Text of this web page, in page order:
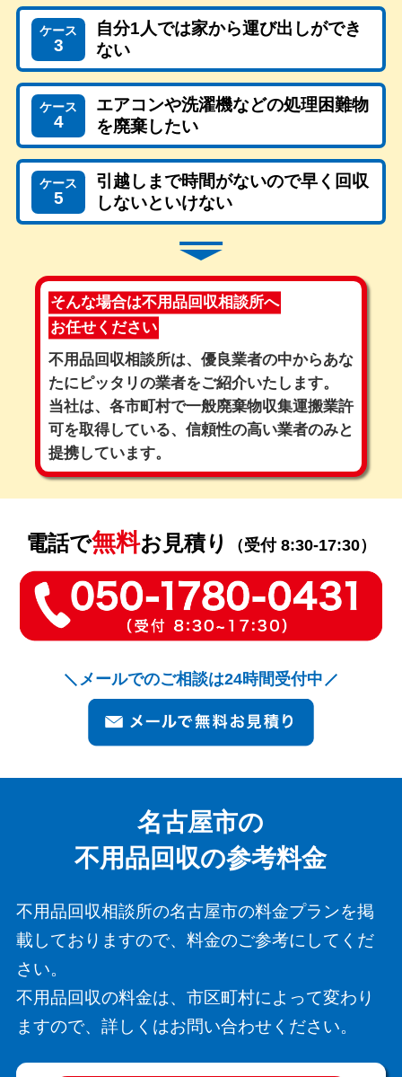
ケース
3
自分1人では家から運び出しができ
ない
ケース
4
エアコンや洗濯機などの処理困難物
を廃棄したい
ケース
5
引越しまで時間がないので早く回収
しないといけない
そんな場合は不用品回収相談所へ
お任せください
不用品回収相談所は、優良業者の中からあな
たにピッタリの業者をご紹介いたします。
当社は、各市町村で一般廃棄物収集運搬業許
可を取得している、 信頼性の高い業者のみと
提携しています。
電話で無料お見積り （受付 8:30-17:30）
メールでのご相談は24時間受付中
名古屋市の
不用品回収の参考料金
不用品回収相談所の名古屋市の料金プランを掲
載しておりますので、料金のご参考にしてくだ
さい。
不用品回収の料金は、市区町村によって変わり
ますので、詳しくはお問い合わせください。